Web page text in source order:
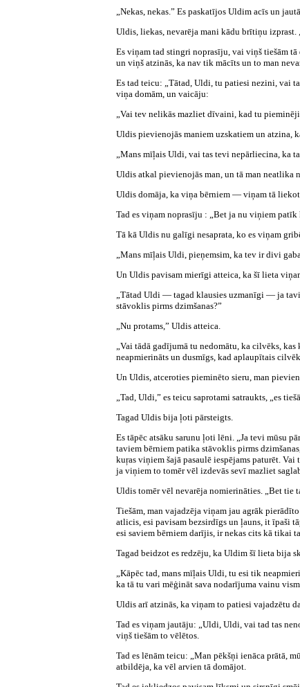
„Nekas, nekas.” Es paskatījos Uldim acīs un
Uldis, liekas, nevarēja mani kādu brītiņu izprast.
Es viņam tad stingri noprasīju, vai viņš tiešām
un viņš atzinās, ka nav tik mācīts un to man
Es tad teicu: „Tātad, Uldi, tu patiesi nezini, vai
viņa domām, un vaicāju:
„Vai tev nelikās mazliet dīvaini, kad tu
Uldis pievienojās maniem uzskatiem un atzina,
„Mans mīļais Uldi, vai tas tevi nepārliecina, ka
Uldis atkal pievienojās man, un tā man neatlika
Uldis domāja, ka viņa bērniem — viņam tā
Tad es viņam noprasīju : „Bet ja nu viņiem
Tā kā Uldis nu galīgi nesaprata, ko es viņam
„Mans mīļais Uldi, pieņemsim, ka tev ir divi
Un Uldis pavisam mierīgi atteica, ka šī lieta
„Tātad Uldi — tagad klausies uzmanīgi — ja
stāvoklis pirms dzimšanas?”
„Nu protams,” Uldis atteica.
„Vai tādā gadījumā tu nedomātu, ka cilvēks,
neapmierināts un dusmīgs, kad aplaupītais
Un Uldis, atceroties pieminēto sieru, man
„Tad, Uldi,” es teicu saprotami satraukts, „es
Tagad Uldis bija ļoti pārsteigts.
Es tāpēc atsāku sarunu ļoti lēni. „Ja tevi mūsu
taviem bērniem patika stāvoklis pirms
kuŗas viņiem šajā pasaulē iespējams paturēt.
ja viņiem to tomēr vēl izdevās sevī mazliet
Uldis tomēr vēl nevarēja nomierināties. „Bet tie
Tiešām, man vajadzēja viņam jau agrāk
atlicis, esi pavisam bezsirdīgs un ļauns, it īpaši
esi saviem bērniem darījis, ir nekas cits kā tikai
Tagad beidzot es redzēju, ka Uldim šī lieta bija
„Kāpēc tad, mans mīļais Uldi, tu esi tik
ka tā tu vari mēģināt sava nodarījuma vainu
Uldis arī atzinās, ka viņam to patiesi vajadzētu
Tad es viņam jautāju: „Uldi, Uldi, vai tad tas
viņš tiešām to vēlētos.
Tad es lēnām teicu: „Man pēkšņi ienāca prātā,
atbildēja, ka vēl arvien tā domājot.